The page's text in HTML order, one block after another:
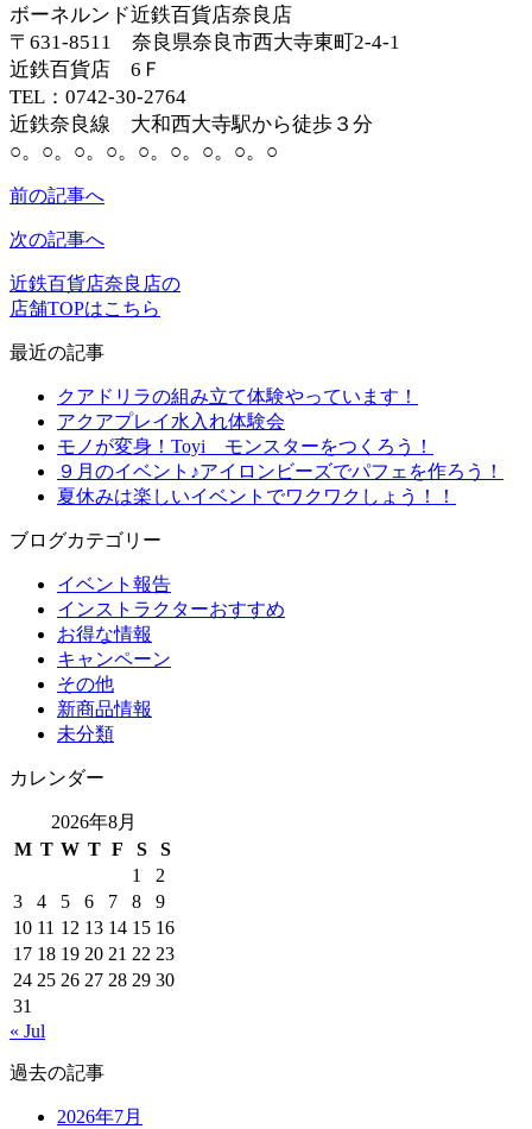
ボーネルンド近鉄百貨店奈良店
〒631-8511 奈良県奈良市西大寺東町2-4-1
近鉄百貨店 6Ｆ
TEL：0742-30-2764
近鉄奈良線 大和西大寺駅から徒歩３分
○。○。○。○。○。○。○。○。○
前の記事へ
次の記事へ
近鉄百貨店奈良店の
店舗TOPはこちら
最近の記事
クアドリラの組み立て体験やっています！
アクアプレイ水入れ体験会
モノが変身！Toyi モンスターをつくろう！
９月のイベント♪アイロンビーズでパフェを作ろう！
夏休みは楽しいイベントでワクワクしょう！！
ブログカテゴリー
イベント報告
インストラクターおすすめ
お得な情報
キャンペーン
その他
新商品情報
未分類
カレンダー
2026年8月
M T W T F S
S
1
2
3
4 5 6 7 8
9
10 11 12 13 14 15 16
17 18 19 20 21 22 23
24 25 26 27 28 29 30
31
« Jul
過去の記事
2026年7月